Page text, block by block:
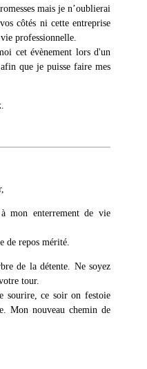
mais je n’oublierai
côtés ni cette entreprise
professionnelle.
cet évènement lors d'un
que je puisse faire mes
mon enterrement de vie
de repos mérité.
de la détente. Ne soyez
tour.
sourire, ce soir on festoie
Mon nouveau chemin de